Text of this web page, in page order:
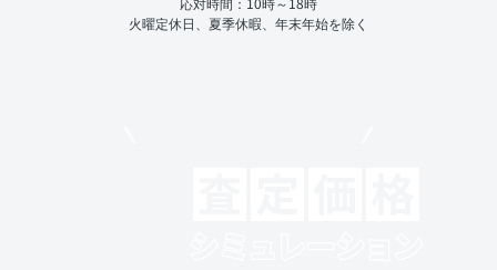
火曜定休日、夏季休暇、年末年始を除く